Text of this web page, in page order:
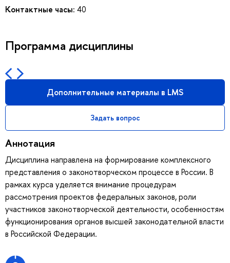
Контактные часы: 40
Программа дисциплины
Дополнительные материалы в LMS
Задать вопрос
Аннотация
Дисциплина направлена на формирование комплексного
представления о законотворческом процессе в России. В
рамках курса уделяется внимание процедурам
рассмотрения проектов федеральных законов, роли
участников законотворческой деятельности, особенностям
функционирования органов высшей законодательной власти
в Российской Федерации.